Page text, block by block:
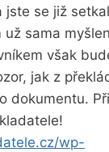
jste se již
sama
však
jak z
dokumentu.
wp-